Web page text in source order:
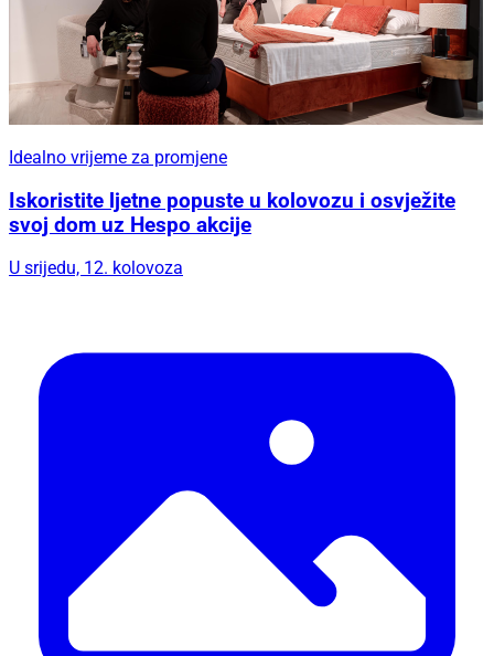
Idealno vrijeme za promjene
Iskoristite ljetne popuste u kolovozu i osvježite
svoj dom uz Hespo akcije
U srijedu, 12. kolovoza